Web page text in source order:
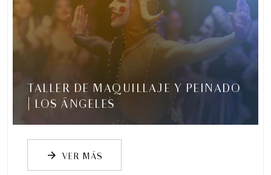
TALLER DE MAQUILLAJE Y PEINADO
| LOS ÁNGELES
arrow_forward VER MÁS